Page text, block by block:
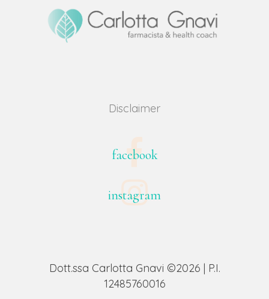
Disclaimer
facebook
instagram
Dott.ssa Carlotta Gnavi ©2026 | P.I.
12485760016